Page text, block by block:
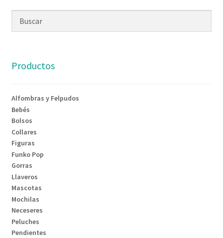
Productos
Alfombras y Felpudos
Bebés
Bolsos
Collares
Figuras
Funko Pop
Gorras
Llaveros
Mascotas
Mochilas
Neceseres
Peluches
Pendientes